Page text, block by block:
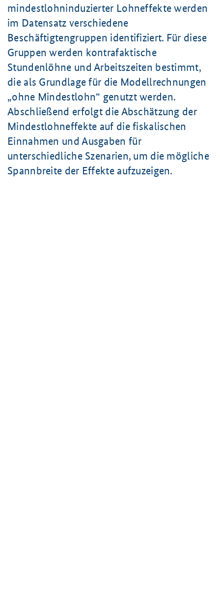
mindestlohninduzierter Lohneffekte werden
im Datensatz verschiedene
Beschäftigtengruppen identifiziert. Für diese
Gruppen werden kontrafaktische
Stundenlöhne und Arbeitszeiten bestimmt,
die als Grundlage für die Modellrechnungen
„ohne Mindestlohn“ genutzt werden.
Abschließend erfolgt die Abschätzung der
Mindestlohneffekte auf die fiskalischen
Einnahmen und Ausgaben für
unterschiedliche Szenarien, um die mögliche
Spannbreite der Effekte aufzuzeigen.